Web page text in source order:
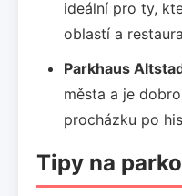
ideální pro ty,
oblastí a
Parkhaus
města a je
procházku po
Tipy na